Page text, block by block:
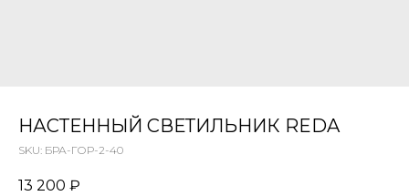
НАСТЕННЫЙ СВЕТИЛЬНИК REDA
SKU: БРА-ГОР-2-40
13 200 ₽